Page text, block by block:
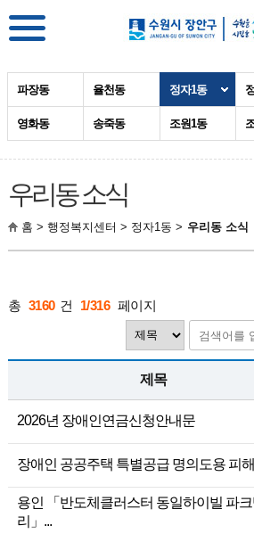
파장동 율천동 정자1동
영화동 송죽동 조원1동
우리동 소식
홈 > 행정복지센터 > 정자1동 > 우리동 소식
총 3160 건 1/316 페이지
제목
2026년 장애인연금신청안내문
장애인 공공주택 특별공급 명의도용 피
용인 「반도체클러스터 동일하이빌 파
리」...